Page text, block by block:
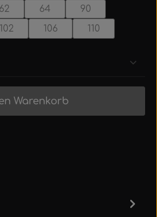
62 64
90
102 106 110
den gewünschten Wert
Warenkorb